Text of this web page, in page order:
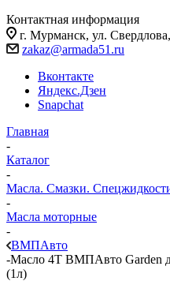
Контактная информация
г. Мурманск, ул.
zakaz@armada51.ru
Вконтакте
Яндекс.Дзен
Snapchat
Главная
-
Каталог
-
Масла. Смазки.
-
Масла моторные
-
ВМПАвто
-Масло 4Т ВМПАвто Garden
(1л)